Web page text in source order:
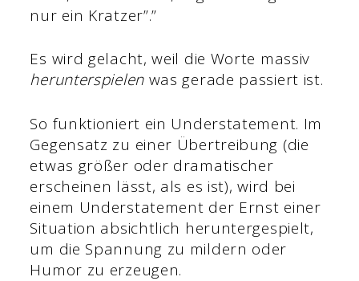
nur ein Kratzer”.”
Es wird gelacht, weil die Worte massiv
herunterspielenwas gerade passiert ist.
So funktioniert ein Understatement. Im
Gegensatz zu einer Übertreibung (die
etwas größer oder dramatischer
erscheinen lässt, als es ist), wird bei
einem Understatement der Ernst einer
Situation absichtlich heruntergespielt,
um die Spannung zu mildern oder
Humor zu erzeugen.